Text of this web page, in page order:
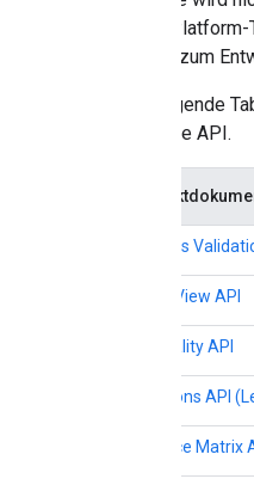
Maps
Fragen zum
Die folgende
jeweilige API.
Address
Aerial View API
Air Quality API
Directions API
Distance Matrix